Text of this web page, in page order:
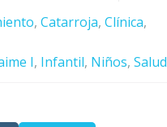
, Catarroja, Clínica,
I, Infantil, Niños, Salud